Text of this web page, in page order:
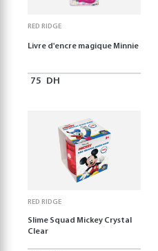
RED RIDGE
Livre d'encre magique Minnie
75 DH
RED RIDGE
Slime Squad Mickey Crystal
Clear